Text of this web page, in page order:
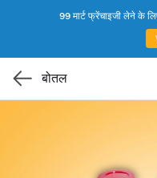
99 मार्ट फ्रेंचाइजी लेने के
बोतल